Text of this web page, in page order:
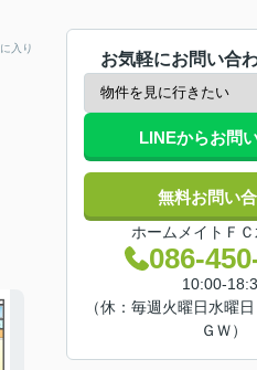
入り
お気軽にお問い合
LINEからお問
無料お問い
ホームメイトＦ
086-
10:00-
（休：毎週火曜日水曜
ＧＷ）